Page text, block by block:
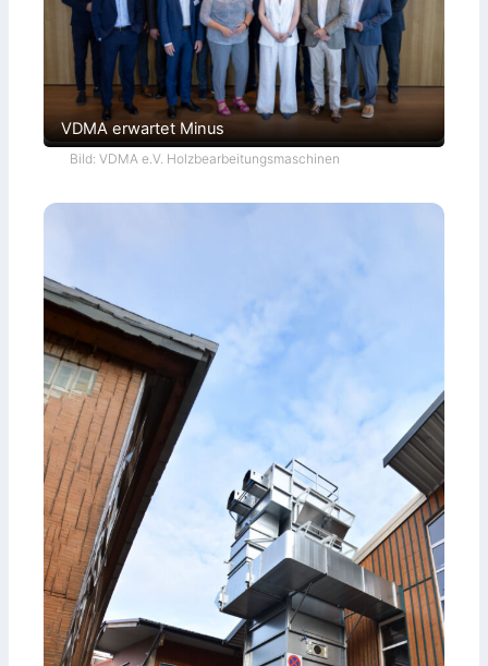
VDMA erwartet Minus
Bild: VDMA e.V. Holzbearbeitungsmaschinen